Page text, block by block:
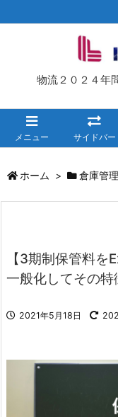
物流２０２４年
メニュー サイドバー
ホーム > 倉庫管理
【3期制保管料
一般化してその特
2021年5月18日